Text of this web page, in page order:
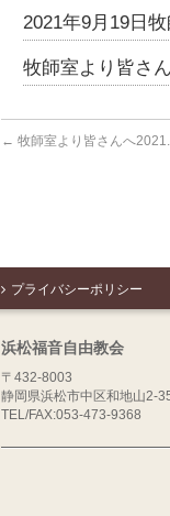
2021年9月19日
牧師室より皆さ
← 牧師室より皆さんへ
プライバシーポリシー
浜松福音自由教会
〒432-8003
静岡県浜松市中区和地山2-
TEL/FAX:053-473-9368